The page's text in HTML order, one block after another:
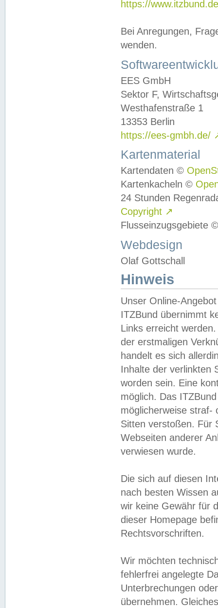
https://
Bei Anregungen,
wenden.
EES GmbH
Sektor F,
Westhafenstraße 1
13353 Berlin
https://ees-gmbh.de/
Kartenmaterial
Kartendaten ©
Kartenkacheln ©
24 Stunden
Copyright ↗
Flusseinzugsgebiete
Webdesign
Olaf Gottschall
Hinweis
Unser Online-
ITZBund übernimmt
Links erreicht
der erstmaligen
handelt es sich
Inhalte der verlinkten
worden sein. Eine
möglich. Das
möglicherweise straf-
Sitten verstoßen. Für
Webseiten anderer
verwiesen wurde.
Die sich auf diesen
nach besten Wissen
wir keine Gewähr für
dieser Homepage
Rechtsvorschriften.
Wir möchten
fehlerfrei angelegte
Unterbrechungen
übernehmen.